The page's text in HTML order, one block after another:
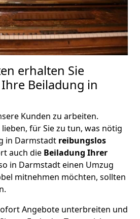
erhalten Sie
Beiladung in
Kunden zu arbeiten.
für Sie zu tun, was nötig
in Darmstadt reibungslos
auch die Beiladung Ihrer
in Darmstadt einen Umzug
mitnehmen möchten, sollten
Angebote unterbreiten und